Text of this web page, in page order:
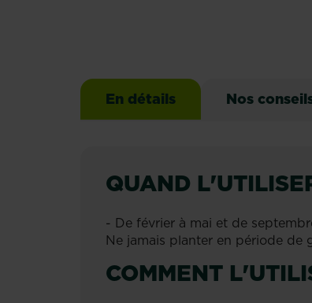
En détails Nos
QUAND
- De février à mai et de
Ne jamais planter en période de
COMMENT